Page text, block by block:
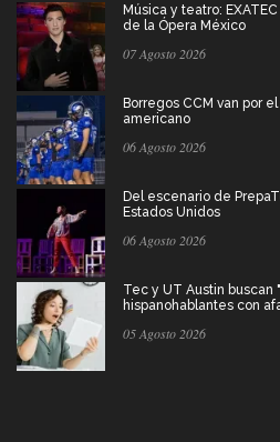
Música y teatro:
de la Ópera México
07 Agosto 2026
Borregos CCM van por
americano
06 Agosto 2026
Del escenario de
Estados Unidos
06 Agosto 2026
Tec y UT Austin buscan
hispanohablantes con
05 Agosto 2026